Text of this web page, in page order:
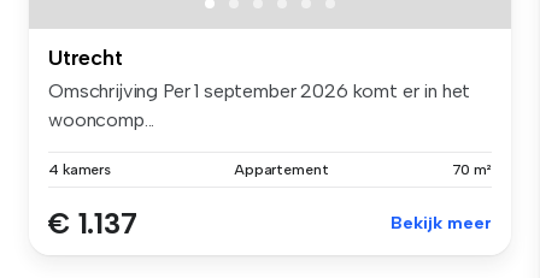
Utrecht
Omschrijving Per 1 september 2026 komt er in het
wooncomp...
4 kamers Appartement 70 m²
€ 1.137 Bekijk meer